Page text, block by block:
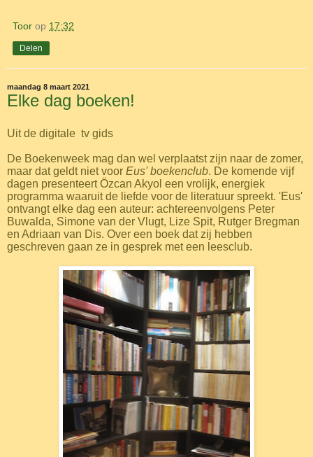
Toor op 17:32
Delen
maandag 8 maart 2021
Elke dag boeken!
Uit de digitale tv gids
De Boekenweek mag dan wel verplaatst zijn naar de zomer,
maar dat geldt niet voor Eus' boekenclub. De komende vijf
dagen presenteert Özcan Akyol een vrolijk, energiek
programma waaruit de liefde voor de literatuur spreekt. 'Eus'
ontvangt elke dag een auteur: achtereenvolgens Peter
Buwalda, Simone van der Vlugt, Lize Spit, Rutger Bregman
en Adriaan van Dis. Over een boek dat zij hebben
geschreven gaan ze in gesprek met een leesclub.